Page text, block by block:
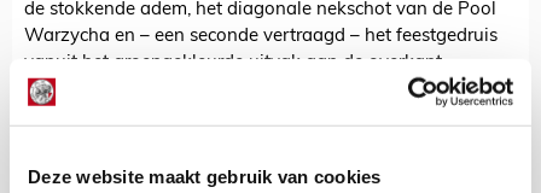
Deze website maakt gebruik van cookies
de stokkende adem, het diagonale nekschot van de Pool
Warzycha en – een seconde vertraagd – het feestgedruis
vanuit het groengekleurde uitvak aan de overkant.
Kei- en keihard komt de treffer aan. Doodstil is plotseling
het 'Olympisch'. Moet het hier zó eindigen? Is dit een
én een Europacupdroom? Iedereen weet: in Griekenland